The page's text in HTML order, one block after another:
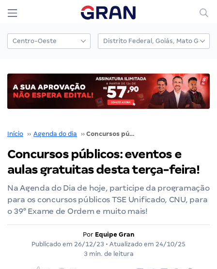
Início ›› Agenda do dia ›› Concursos públicos: eventos e aulas gratuitas desta terça-feira!
Concursos públicos: eventos e
aulas gratuitas desta terça-feira!
Na Agenda do Dia de hoje, participe da programação
para os concursos públicos TSE Unificado, CNU, para
o 39° Exame de Ordem e muito mais!
Por Equipe Gran
Publicado em 26/12/23 • Atualizado em 24/10/25
3 min. de leitura